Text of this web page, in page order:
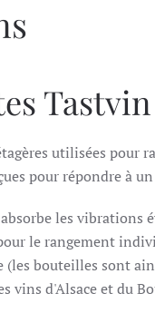
Tastvin
utilisées pour
pour répondre à
les vibrations
le rangement
(les bouteilles sont
vins d'Alsace et du